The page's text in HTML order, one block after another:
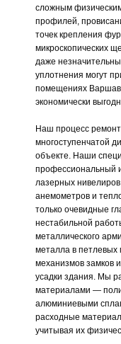
сложным
профилей,
точек крепления
микроскопических
даже
уплотнения могут
помещениях
экономически
Наш процесс
многоступенчатой
объекте. Наши
профессиональный
лазерных
анемометров и
только очевидные
нестабильной
металлического
металла в петлевых
механизмов замков
усадки здания. Мы
материалами —
алюминиевыми
расходные
учитывая их